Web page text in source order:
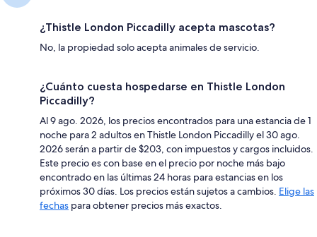
¿Thistle London Piccadilly acepta mascotas?
No, la propiedad solo acepta animales de servicio.
¿Cuánto cuesta hospedarse en Thistle London
Piccadilly?
Al 9 ago. 2026, los precios encontrados para una estancia de 1
noche para 2 adultos en Thistle London Piccadilly el 30 ago.
2026 serán a partir de $203, con impuestos y cargos incluidos.
Este precio es con base en el precio por noche más bajo
encontrado en las últimas 24 horas para estancias en los
próximos 30 días. Los precios están sujetos a cambios. Elige las
fechas para obtener precios más exactos.